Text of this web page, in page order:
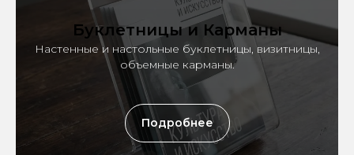
Буклетницы и Карманы
Настенные и настольные буклетницы, визитницы,
объемные карманы.
Подробнее